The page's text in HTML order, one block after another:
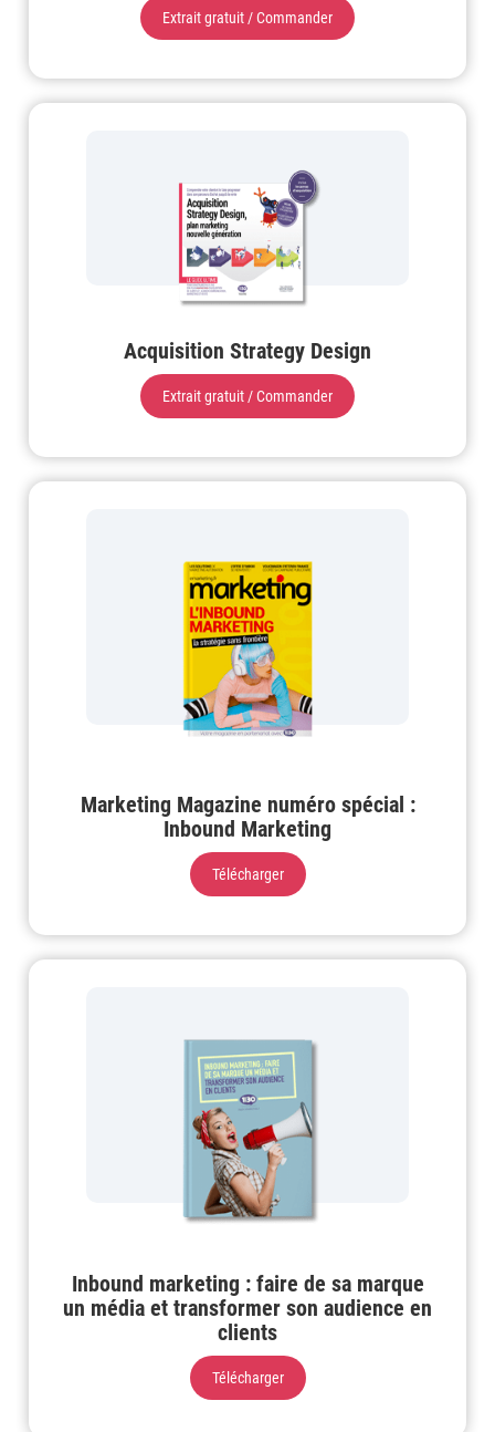
Extrait gratuit / Commander
Acquisition Strategy Design
Extrait gratuit / Commander
Marketing Magazine numéro spécial :
Inbound Marketing
Télécharger
Inbound marketing : faire de sa marque
un média et transformer son audience en
clients
Télécharger